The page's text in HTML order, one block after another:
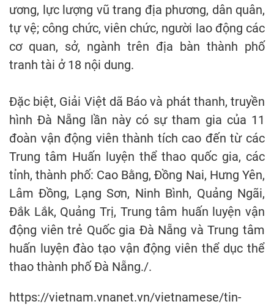
ương, lực lượng vũ trang địa phương, dân quân,
tự vệ; công chức, viên chức, người lao động các
cơ quan, sở, ngành trên địa bàn thành phố
tranh tài ở 18 nội dung.
Đặc biệt, Giải Việt dã Báo và phát thanh, truyền
hình Đà Nẵng lần này có sự tham gia của 11
đoàn vận động viên thành tích cao đến từ các
Trung tâm Huấn luyện thể thao quốc gia, các
tỉnh, thành phố: Cao Bằng, Đồng Nai, Hưng Yên,
Lâm Đồng, Lạng Sơn, Ninh Bình, Quảng Ngãi,
Đắk Lắk, Quảng Trị, Trung tâm huấn luyện vận
động viên trẻ Quốc gia Đà Nẵng và Trung tâm
huấn luyện đào tạo vận động viên thể dục thể
thao thành phố Đà Nẵng./.
https://vietnam.vnanet.vn/vietnamese/tin-